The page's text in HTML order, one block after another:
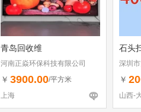
青岛回收维
河南正焱环保科技有限公司
￥ 3900.00/平方米
上海
石头
深圳
（个
￥
山西-